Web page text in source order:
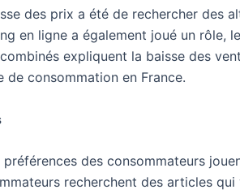
des prix a été de rechercher des
en ligne a également joué un
expliquent la baisse des
consommation en France.
des consommateurs
recherchent des articles